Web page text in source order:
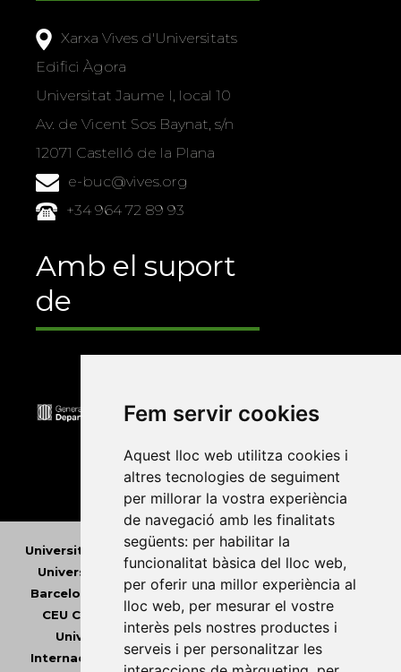
Fem servir cookies
Aquest lloc web utilitza cookies i
altres tecnologies de seguiment
per millorar la vostra experiència
de navegació amb les finalitats
següents: per habilitar la
funcionalitat bàsica del lloc web,
per oferir una millor experiència al
lloc web, per mesurar el vostre
interès pels nostres productes i
serveis i per personalitzar les
Xarxa Vives d'Universitats
Edifici Àgora
Universitat Jaume I, local 10
Av. de Vicent Sos Baynat, s/n
12071 Castelló de la Plana
e-buc@vives.org
+34 964 72 89 93
Amb el suport
de
Universitat Abat Oliba CEU•Universitat d'Alacant
Universitat d'Andorra•Universitat Autònoma de
Barcelona
Universitat de Barcelona• Universitat
CEU Cardenal Herrera•Universitat de Girona
Universitat de les Illes Balears• Universitat
Internacional de Catalunya •Universitat Jaume I